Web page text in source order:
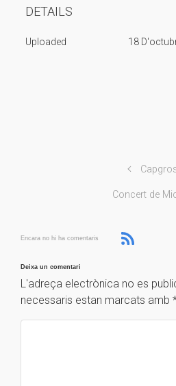
DETAILS
Uploaded 18
Concert de
Encara no hi ha comentaris
Deixa un comentari
L'adreça electrònica no es
necessaris estan marcats amb